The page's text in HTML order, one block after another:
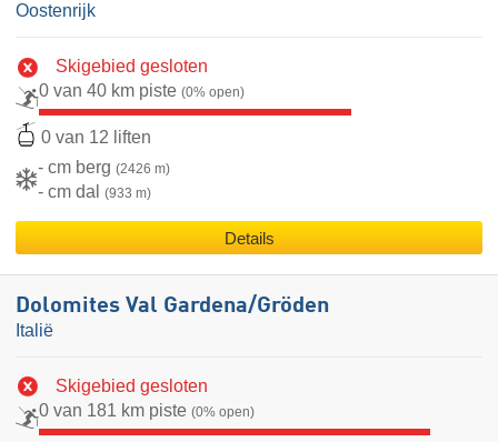
Oostenrijk
Skigebied gesloten
0 van 40 km piste (0% open)
0 van 12 liften
- cm berg (2426 m)
- cm dal (933 m)
Details
Dolomites Val Gardena/​Gröden
Italië
Skigebied gesloten
0 van 181 km piste (0% open)